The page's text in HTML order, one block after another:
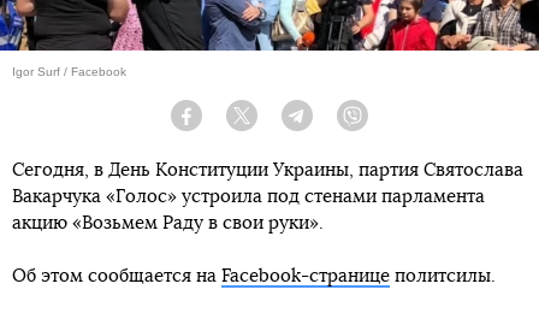
Igor Surf / Facebook
Facebook Twitter Telegram
Сегодня, в День Конституции Украины, партия Святослава
Вакарчука «Голос» устроила под стенами парламента
акцию «Возьмем Раду в свои руки».
Об этом сообщается на Facebook-странице политсилы.